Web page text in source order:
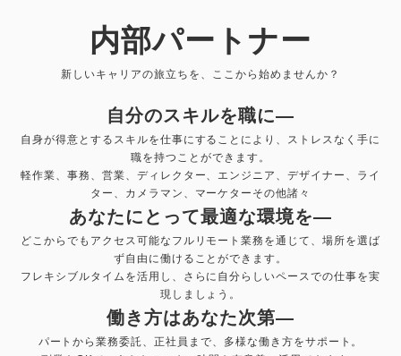
内部パートナー
新しいキャリアの旅立ちを、ここから始めませんか？
自分のスキルを職に—
自身が得意とするスキルを仕事にすることにより、ストレスなく手に
職を持つことができます。
軽作業、事務、営業、ディレクター、エンジニア、デザイナー、ライ
ター、カメラマン、マーケターその他諸々
あなたにとって最適な環境を—
どこからでもアクセス可能なフルリモート業務を通じて、場所を選ば
ず自由に働けることができます。
フレキシブルタイムを活用し、さらに自分らしいペースでの仕事を実
現しましょう。
働き方はあなた次第—
パートから業務委託、正社員まで、多様な働き方をサポート。